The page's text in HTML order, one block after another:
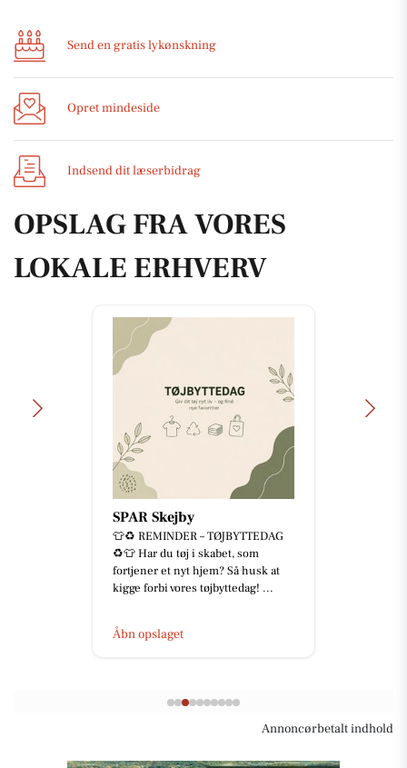
Send en gratis lykønskning
Opret mindeside
Indsend dit læserbidrag
OPSLAG FRA VORES
LOKALE ERHVERV
SPAR Skejby
👕♻️ REMINDER – TØJBYTTEDAG
♻️👕 Har du tøj i skabet, som
fortjener et nyt hjem? Så husk at
kigge forbi vores tøjbyttedag! ...
Åbn opslaget
Annoncørbetalt indhold